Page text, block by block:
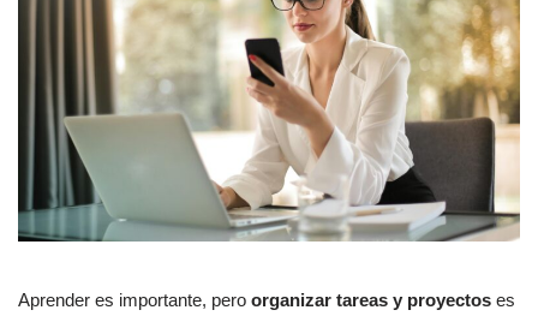
Aprender es importante, pero organizar tareas y proyectos es